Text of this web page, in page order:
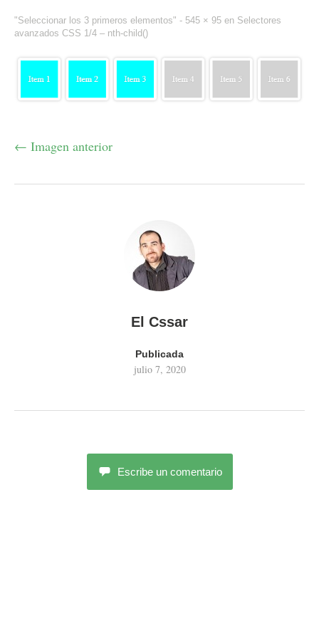
"Seleccionar los 3 primeros elementos" - 545 × 95 en Selectores
avanzados CSS 1/4 – nth-child()
← Imagen anterior
El Cssar
Publicada
julio 7, 2020
Escribe un comentario